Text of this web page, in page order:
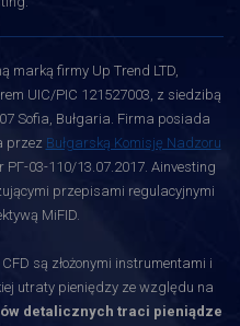
marką firmy Up Trend LTD,
UIC/PIC 121527003, z siedzibą
Sofia, Bułgaria. Firma posiada
przez Bułgarską Komisję Nadzoru
РГ-03-110/13.07.2017. Ainvesting
przepisami regulacyjnymi
MiFID.
CFD są złożonymi instrumentami i
utraty pieniędzy ze względu na
detalicznych traci pieniądze